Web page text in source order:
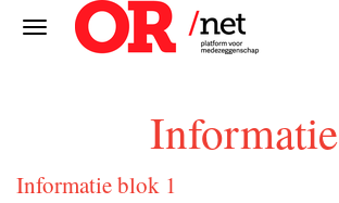
Informatie
Informatie blok 1